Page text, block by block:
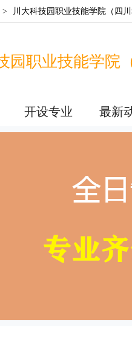
> 川大科技园职业技能学院（四川
园职业技能学院
开设专业 最新